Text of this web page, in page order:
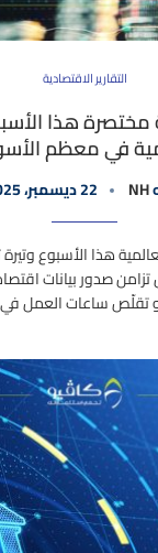
التقارير الاقتصادية
مختصرة هذا
في معظم
NH 22 ديسمبر، 2025
هذا الأسبوع
صدور بيانات
أو تقلّص ساعات العمل